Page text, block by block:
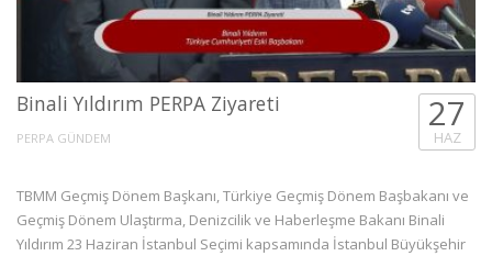
Binali Yıldırım PERPA Ziyareti
PERPA GÜNDEM
27
HAZ
TBMM Geçmiş Dönem Başkanı, Türkiye Geçmiş Dönem Başbakanı ve
Geçmiş Dönem Ulaştırma, Denizcilik ve Haberleşme Bakanı Binali
Yıldırım 23 Haziran İstanbul Seçimi kapsamında İstanbul Büyükşehir